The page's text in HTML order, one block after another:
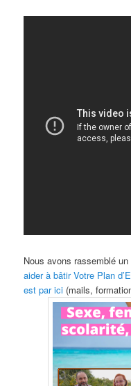
Nous avons rassemblé
aider à bâtir Votre Plan
est par ici (mails,